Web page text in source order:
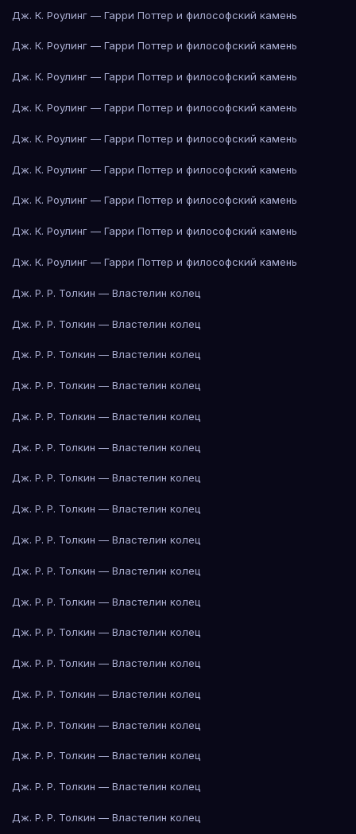
Дж. К. Роулинг — Гарри Поттер и философский камень
Дж. К. Роулинг — Гарри Поттер и философский камень
Дж. К. Роулинг — Гарри Поттер и философский камень
Дж. К. Роулинг — Гарри Поттер и философский камень
Дж. К. Роулинг — Гарри Поттер и философский камень
Дж. К. Роулинг — Гарри Поттер и философский камень
Дж. К. Роулинг — Гарри Поттер и философский камень
Дж. К. Роулинг — Гарри Поттер и философский камень
Дж. К. Роулинг — Гарри Поттер и философский камень
Дж. Р. Р. Толкин — Властелин колец
Дж. Р. Р. Толкин — Властелин колец
Дж. Р. Р. Толкин — Властелин колец
Дж. Р. Р. Толкин — Властелин колец
Дж. Р. Р. Толкин — Властелин колец
Дж. Р. Р. Толкин — Властелин колец
Дж. Р. Р. Толкин — Властелин колец
Дж. Р. Р. Толкин — Властелин колец
Дж. Р. Р. Толкин — Властелин колец
Дж. Р. Р. Толкин — Властелин колец
Дж. Р. Р. Толкин — Властелин колец
Дж. Р. Р. Толкин — Властелин колец
Дж. Р. Р. Толкин — Властелин колец
Дж. Р. Р. Толкин — Властелин колец
Дж. Р. Р. Толкин — Властелин колец
Дж. Р. Р. Толкин — Властелин колец
Дж. Р. Р. Толкин — Властелин колец
Дж. Р. Р. Толкин — Властелин колец